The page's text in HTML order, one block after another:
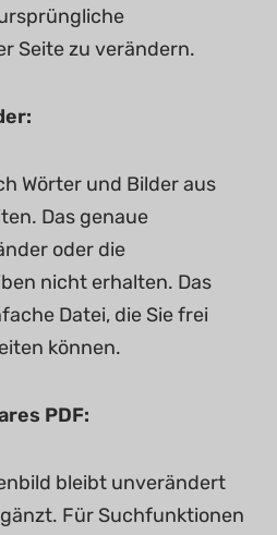
Seite zu verändern.
Wörter und Bilder aus
Das genaue
oder die
nicht erhalten. Das
Datei, die Sie frei
können.
PDF:
bleibt unverändert
Für Suchfunktionen